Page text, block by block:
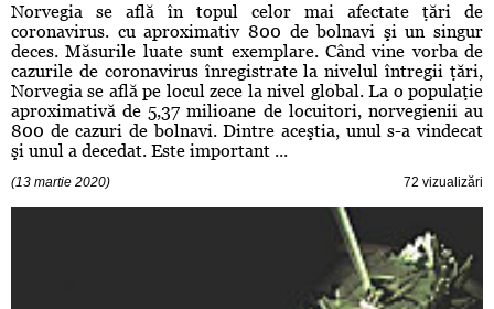
Norvegia se află în topul celor mai afectate ţări de
coronavirus. cu aproximativ 800 de bolnavi şi un singur
deces. Măsurile luate sunt exemplare. Când vine vorba de
cazurile de coronavirus înregistrate la nivelul întregii ţări,
Norvegia se află pe locul zece la nivel global. La o populaţie
aproximativă de 5,37 milioane de locuitori, norvegienii au
800 de cazuri de bolnavi. Dintre aceştia, unul s-a vindecat
şi unul a decedat. Este important ...
(13 martie 2020) 72 vizualizări